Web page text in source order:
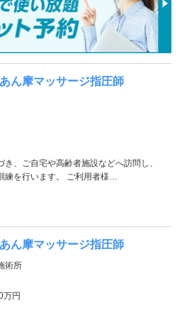
ん摩マッサージ指圧師
き、ご自宅や高齢者施設などへ訪問し、
練を行います。 ご利用者様…
ん摩マッサージ指圧師
術所
万円